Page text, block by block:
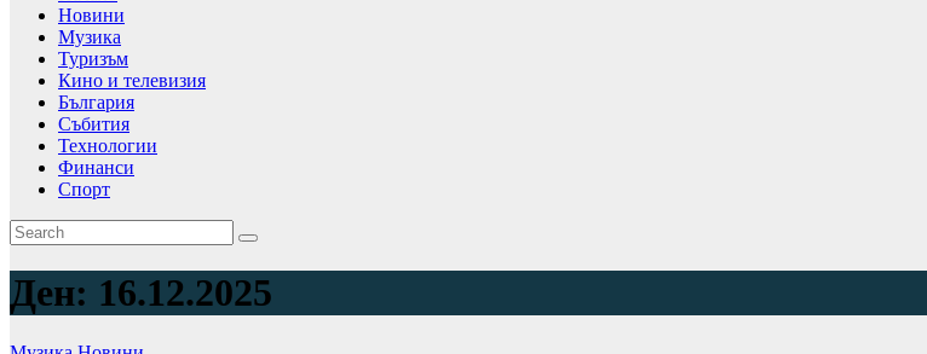
Новини
Музика
Туризъм
Кино и телевизия
България
Събития
Технологии
Финанси
Спорт
Ден: 16.12.2025